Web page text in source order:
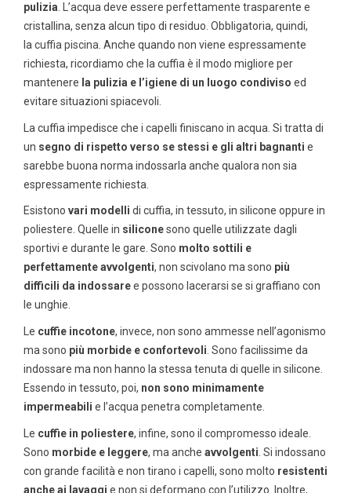
pulizia. L’acqua deve essere perfettamente trasparente e
cristallina, senza alcun tipo di residuo. Obbligatoria, quindi,
lacuffia piscina. Anche quando non viene espressamente
richiesta, ricordiamo che la cuffia è il modo migliore per
mantenere la pulizia e l’igiene di un luogo condiviso ed
evitare situazioni spiacevoli.
La cuffia impedisce che i capelli finiscano in acqua. Si tratta di
un segno di rispetto verso se stessi e gli altri bagnanti e
sarebbe buona norma indossarla anche qualora non sia
espressamente richiesta.
Esistono vari modelli di cuffia, in tessuto, in silicone oppure in
poliestere. Quelle in siliconesono quelle utilizzate dagli
sportivi e durante le gare. Sono molto sottili e
perfettamente avvolgenti, non scivolano ma sono più
difficili da indossaree possono lacerarsi se si graffiano con
le unghie.
Le cuffie incotone, invece, non sono ammesse nell’agonismo
ma sono più morbide e confortevoli . Sono facilissime da
indossare ma non hanno la stessa tenuta di quelle in silicone.
Essendo in tessuto, poi, non sono minimamente
impermeabili e l’acqua penetra completamente.
Le cuffie in poliestere, infine, sono il compromesso ideale.
Sono morbide e leggere, ma anche avvolgenti . Si indossano
con grande facilità e non tirano i capelli, sono molto resistenti
anche ai lavaggi e non si deformano con l’utilizzo. Inoltre,